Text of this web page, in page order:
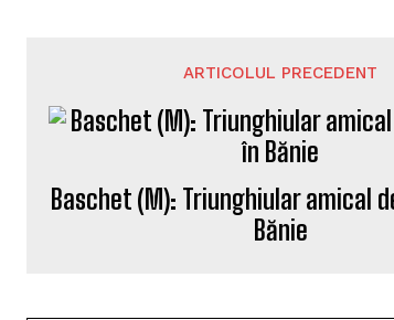
ARTICOLUL PRECEDENT
Baschet (M): Triunghiular amical
Bănie